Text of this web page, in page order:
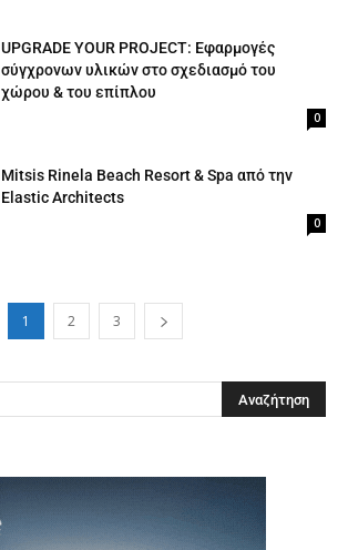
UPGRADE YOUR PROJECT: Εφαρμογές
σύγχρονων υλικών στο σχεδιασμό του
χώρου & του επίπλου
0
Mitsis Rinela Beach Resort & Spa από την
Elastic Architects
0
1 2 3
this